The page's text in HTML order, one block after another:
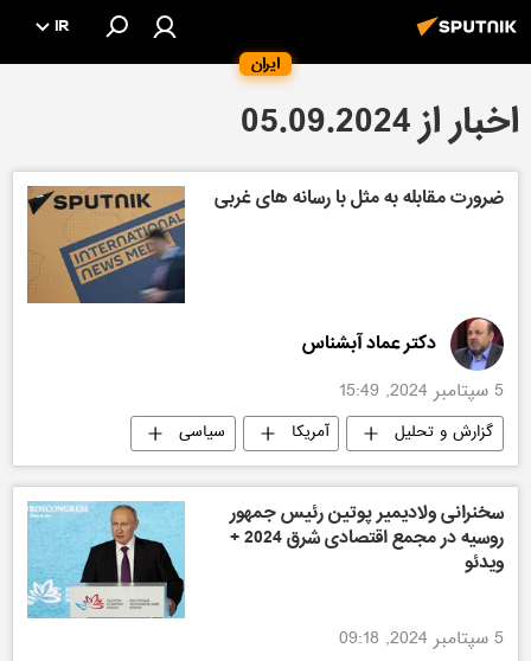
ایران
IR
اخبار از 05.09.2024
ضرورت مقابله به مثل با رسانه های غربی
دکتر عماد آبشناس
5 سپتامبر 2024, 15:49
گزارش و تحلیل آمریکا سیاسی
سخنرانی ولادیمیر پوتین رئیس جمهور
روسیه در مجمع اقتصادی شرق 2024 +
ویدئو
5 سپتامبر 2024, 09:18